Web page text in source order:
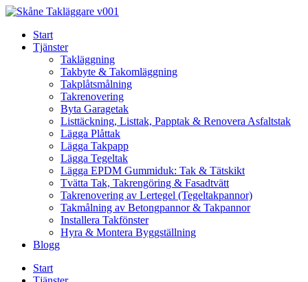
Skip
contentStart
Tjänster
Takläggning
Takbyte & Takomläggning
Takplåtsmålning
Takrenovering
Byta Garagetak
Listtäckning, Listtak, Papptak & Renovera Asfaltstak
Lägga Plåttak
Lägga Takpapp
Lägga Tegeltak
Lägga EPDM Gummiduk: Tak & Tätskikt
Tvätta Tak, Takrengöring & Fasadtvätt
Takrenovering av Lertegel (Tegeltakpannor)
Takmålning av Betongpannor & Takpannor
Installera Takfönster
Hyra & Montera Byggställning
Blogg
Start